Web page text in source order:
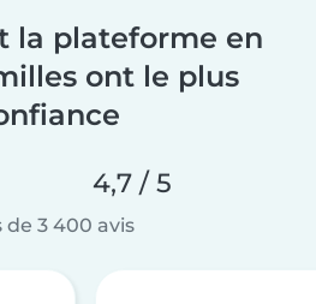
la plateforme en
ont le plus
4,7 / 5
de 3 400 avis